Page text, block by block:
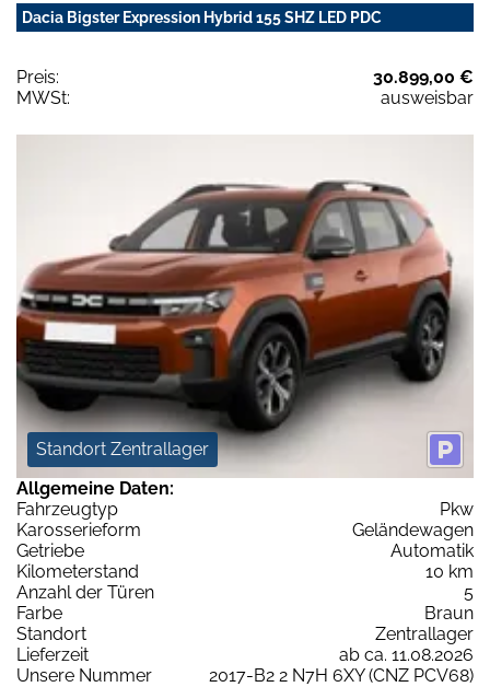
Dacia Bigster Expression Hybrid 155 SHZ LED PDC
Preis:
30.899,00 €
MWSt:
ausweisbar
Standort Zentrallager
Allgemeine Daten:
Fahrzeugtyp
Pkw
Karosserieform
Geländewagen
Getriebe
Automatik
Kilometerstand
10 km
Anzahl der Türen
5
Farbe
Braun
Standort
Zentrallager
Lieferzeit
ab ca. 11.08.2026
Unsere Nummer
2017-B2 2 N7H 6XY (CNZ PCV68)